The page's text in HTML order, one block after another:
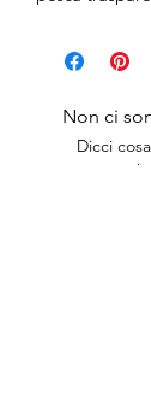
Non ci
Dicci